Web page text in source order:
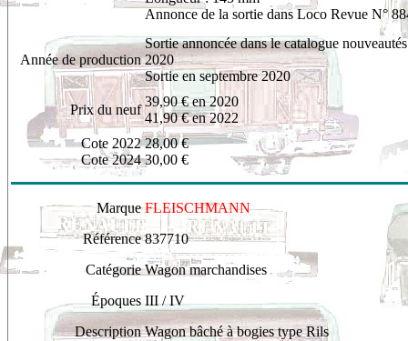
Annonce de la sortie dans Loco Revue N°
Année de production
Sortie annoncée dans le catalogue
2020
Sortie en septembre 2020
Prix du neuf
39,90€ en 2020
41,90 € en 2022
Cote 2022
Cote 2024
28,00 €
30,00 €
Marque FLEISCHMANN
Référence 837710
Catégorie Wagon marchandises
Époques III / IV
Description Wagon bâché à bogies type Rils